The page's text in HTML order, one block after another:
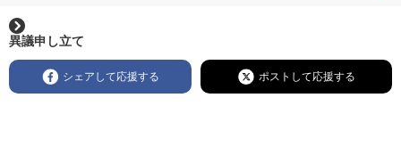
異議申し立て
シェアして応援する ポストして応援する